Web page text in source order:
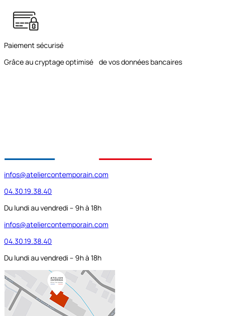
Paiement sécurisé
Grâce au cryptage optimisé de vos données bancaires
infos@ateliercontemporain.com
04.30.19.38.40
Du lundi au vendredi – 9h à 18h
infos@ateliercontemporain.com
04.30.19.38.40
Du lundi au vendredi – 9h à 18h